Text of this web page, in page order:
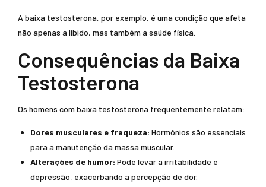
A baixa testosterona, por exemplo, é uma condição que afeta
não apenas a libido, mas também a saúde física.
Consequências da Baixa
Testosterona
Os homens com baixa testosterona frequentemente relatam:
Dores musculares e fraqueza: Hormônios são essenciais
para a manutenção da massa muscular.
Alterações de humor: Pode levar a irritabilidade e
depressão, exacerbando a percepção de dor.